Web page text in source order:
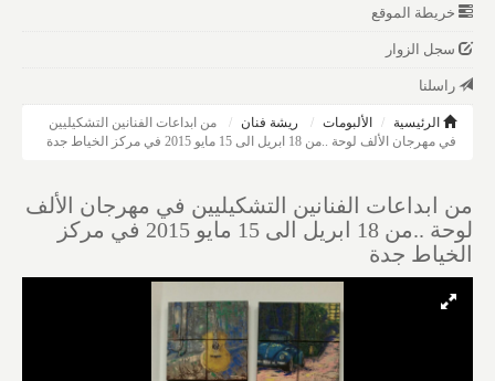
خريطة الموقع
سجل الزوار
راسلنا
الرئيسية الألبومات ريشة فنان
من ابداعات الفنانين التشكيليين
في مهرجان الألف لوحة ..من 18 ابريل الى 15 مايو 2015 في مركز الخياط جدة
من ابداعات الفنانين التشكيليين في مهرجان الألف
لوحة ..من 18 ابريل الى 15 مايو 2015 في مركز
الخياط جدة